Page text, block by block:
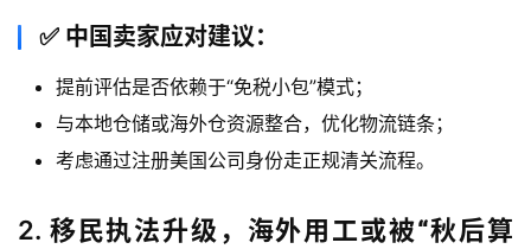
✅ 中国卖家应对建议：
提前评估是否依赖于“免税小包”模式；
与本地仓储或海外仓资源整合，优化物流链条；
考虑通过注册美国公司身份走正规清关流程。
2. 移民执法升级，海外用工或被“秋后算